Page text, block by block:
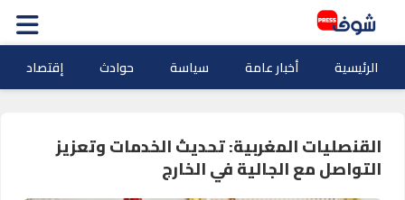
الرئيسية أخبار عامة سياسة حوادث إقتصاد
القنصليات المغربية: تحديث الخدمات وتعزيز
التواصل مع الجالية في الخارج